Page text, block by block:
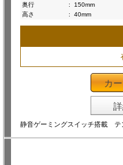
奥行
:
150mm
高さ
: 40mm
カ
静音ゲーミングスイッチ搭載